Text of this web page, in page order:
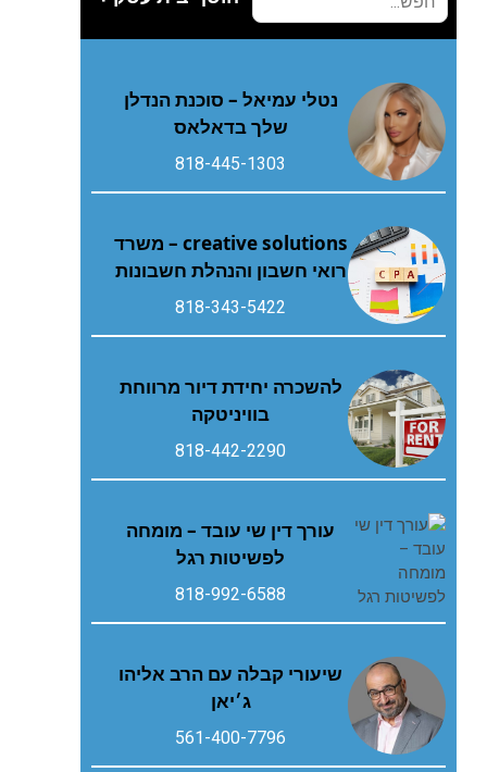
נטלי עמיאל – סוכנת הנדלן
שלך בדאלאס
818-445-1303
creative solutions – משרד
רואי חשבון והנהלת חשבונות
818-343-5422
להשכרה יחידת דיור מרווחת
בוויניטקה
818-442-2290
עורך דין שי עובד – מומחה
לפשיטות רגל
818-992-6588
שיעורי קבלה עם הרב אליהו
ג׳יאן
561-400-7796